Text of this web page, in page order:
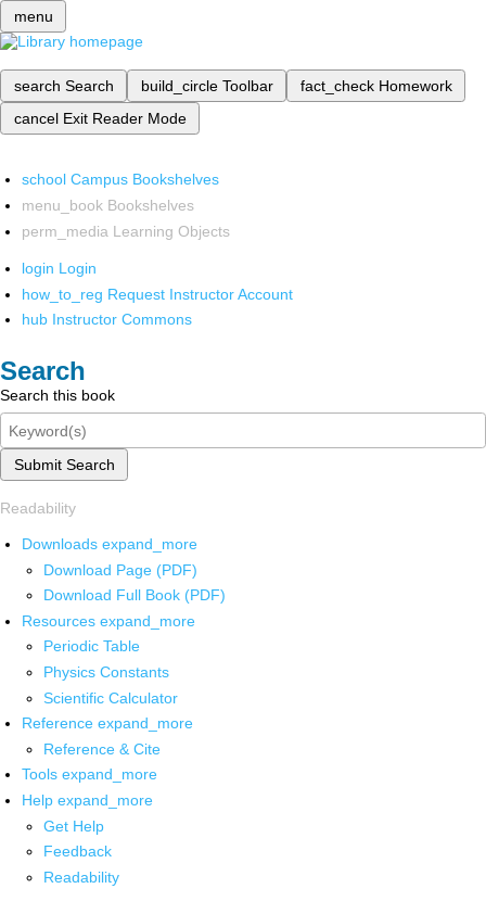
menu
search Search build_circle Toolbar fact_check Homework
cancel Exit Reader Mode
school Campus Bookshelves
menu_book Bookshelves
perm_media Learning Objects
login Login
how_to_reg Request Instructor Account
hub Instructor Commons
Search
Search this book
Submit Search
Readability
Downloads expand_more
Download Page (PDF)
Download Full Book (PDF)
Resources expand_more
Periodic Table
Physics Constants
Scientific Calculator
Reference expand_more
Reference & Cite
Tools expand_more
Help expand_more
Get Help
Feedback
Readability